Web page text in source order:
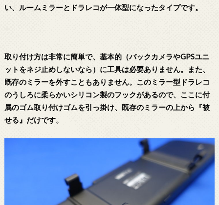
い、ルームミラーとドラレコが一体型になったタイプです。
取り付け方は非常に簡単で、基本的（バックカメラやGPSユニ
ットをネジ止めしないなら）に工具は必要ありません。また、
既存のミラーを外すこともありません。このミラー型ドラレコ
のうしろに柔らかいシリコン製のフックがあるので、ここに付
属のゴム取り付けゴムを引っ掛け、既存のミラーの上から『被
せる』だけです。